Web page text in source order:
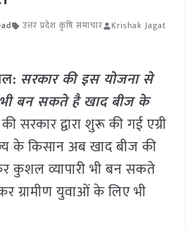
उत्तर प्रदेश कृषि समाचार Krishak Jagat
सरकार की इस योजना से
भी बन सकते है खाद बीज के
सरकार द्वारा शुरू की गई एग्री
के किसान अब खाद बीज की
कुशल व्यापारी भी बन सकते
ग्रामीण युवाओं के लिए भी